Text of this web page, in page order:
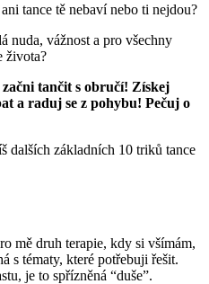
tance tě nebaví nebo ti nejdou?
nuda, vážnost a pro všechny
života?
tančit s obručí! Získej
a raduj se z pohybu! Pečuj o
dalších základních 10 triků tance
mě druh terapie, kdy si všímám,
s tématy, které potřebuji řešit.
je to spřízněná “duše”.